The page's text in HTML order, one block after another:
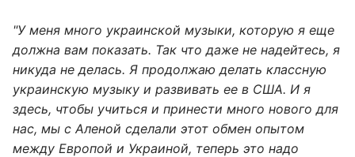
"У меня много украинской музыки, которую я еще
должна вам показать. Так что даже не надейтесь, я
никуда не делась. Я продолжаю делать классную
украинскую музыку и развивать ее в США. И я
здесь, чтобы учиться и принести много нового для
нас, мы с Аленой сделали этот обмен опытом
между Европой и Украиной, теперь это надо